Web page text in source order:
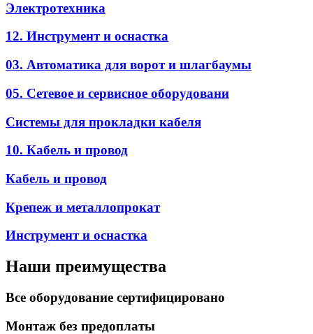
Электротехника
12. Инструмент и оснастка
03. Автоматика для ворот и шлагбаумы
05. Сетевое и сервисное оборудовани
Системы для прокладки кабеля
10. Кабель и провод
Кабель и провод
Крепеж и металлопрокат
Инструмент и оснастка
Наши преимущества
Все оборудование сертифицировано
Монтаж без предоплаты